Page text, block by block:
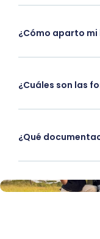
¿Cómo aparto mi
¿Cuáles son las
¿Qué